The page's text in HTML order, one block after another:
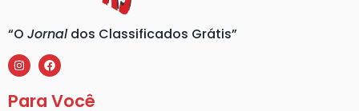
“O Jornaldos Classificados Grátis”
Para Você